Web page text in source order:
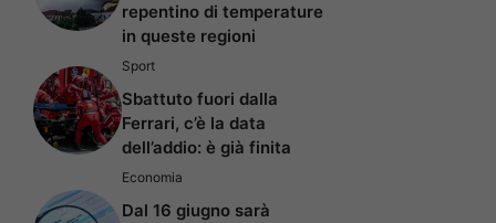
repentino di temperature
in queste regioni
Sport
Sbattuto fuori dalla
Ferrari, c’è la data
dell’addio: è già finita
Economia
Dal 16 giugno sarà